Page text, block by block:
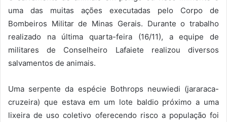
uma das muitas ações executadas pelo Corpo de
Bombeiros Militar de Minas Gerais. Durante o trabalho
realizado na última quarta-feira (16/11), a equipe de
militares de Conselheiro Lafaiete realizou diversos
salvamentos de animais.
Uma serpente da espécie Bothrops neuwiedi (jararaca-
cruzeira) que estava em um lote baldio próximo a uma
lixeira de uso coletivo oferecendo risco a população foi